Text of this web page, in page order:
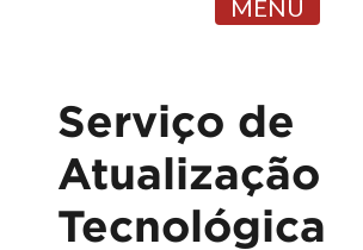
MENU
Serviço de
Atualização
Tecnológica